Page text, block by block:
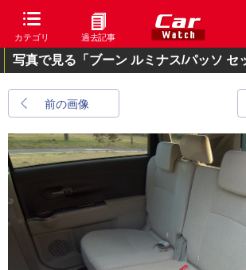
カテゴリ 過去記事
写真で見る「ブーン ルミナス/パッソ セ
前の画像